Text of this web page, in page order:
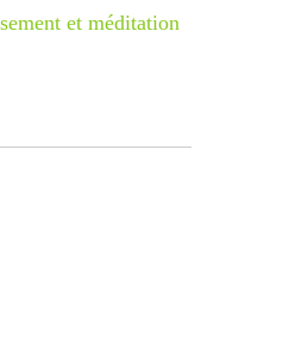
et méditation